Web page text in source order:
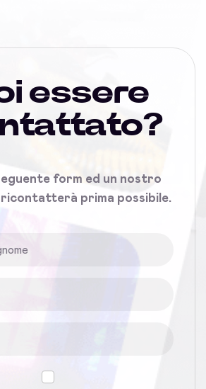
essere
form ed un nostro
prima possibile.